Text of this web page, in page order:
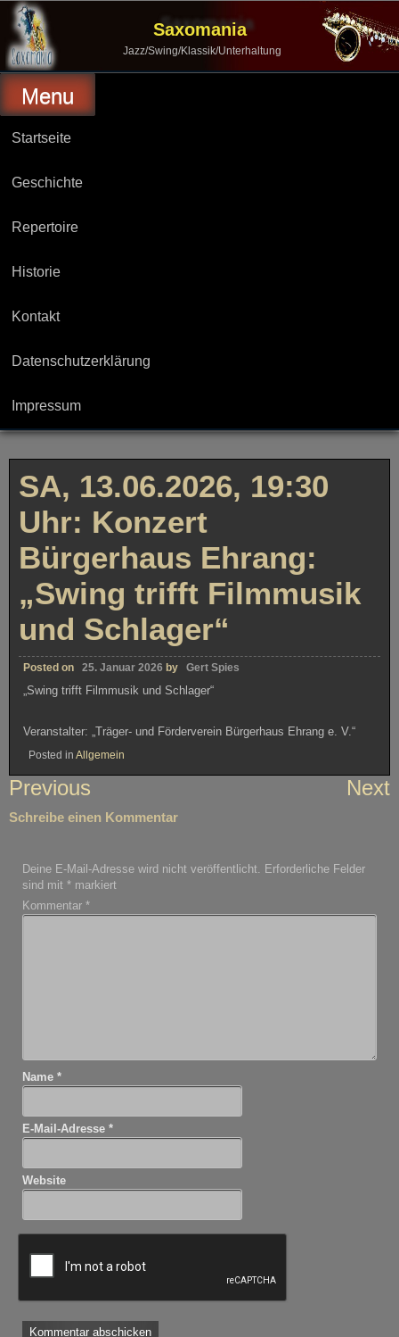
Skip
content
Saxomania
Jazz/Swing/Klassik/Unterhaltung
Menu
Startseite
Geschichte
Repertoire
Historie
Kontakt
Datenschutzerklärung
Impressum
SA, 13.06.2026, 19:30
Uhr: Konzert
Bürgerhaus Ehrang:
„Swing trifft Filmmusik
und Schlager“
Posted on 25. Januar 2026 by Gert Spies
„Swing trifft Filmmusik und Schlager“
Veranstalter: „Träger- und Förderverein Bürgerhaus Ehrang e. V.“
Posted in Allgemein
Beitragsnavigation
Previous Next
Schreibe einen Kommentar
Deine E-Mail-Adresse wird nicht veröffentlicht. Erforderliche Felder
sind mit* markiert
Kommentar*
Name*
E-Mail-Adresse*
Website